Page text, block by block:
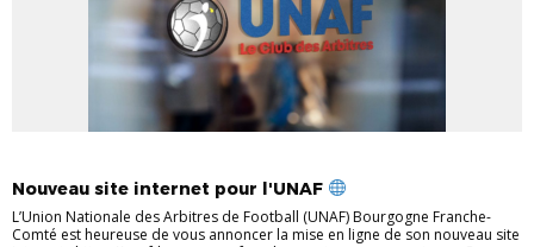
Nouveau site internet pour l'UNAF
L’Union Nationale des Arbitres de Football (UNAF) Bourgogne Franche-
Comté est heureuse de vous annoncer la mise en ligne de son nouveau site